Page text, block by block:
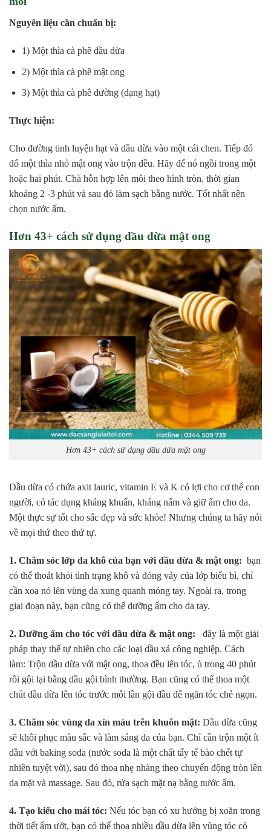
Nguyên liệu cần chuẩn bị:
1) Một thìa cà phê dầu dừa
2) Một thìa cà phê mật ong
3) Một thìa cà phê đường (dạng hạt)
Thực hiện:
Cho đường tinh luyện hạt và dầu dừa vào một cái chen. Tiếp đó
đổ một thìa nhỏ mật ong vào trộn đều. Hãy để nó ngồi trong một
hoặc hai phút. Chà hỗn hợp lên môi theo hình tròn, thời gian
khoảng 2 -3 phút và sau đó làm sạch bằng nước. Tốt nhất nên
chọn nước ấm.
Hơn 43+ cách sử dụng dầu dừa mật ong
Hơn 43+ cách sử dụng dầu dừa mật ong
Dầu dừa có chứa axit lauric, vitamin E và K có lợi cho cơ thể con
người, có tác dụng kháng khuẩn, kháng nấm và giữ ẩm cho da.
Một thực sự tốt cho sắc đẹp và sức khỏe! Nhưng chúng ta hãy nói
về mọi thứ theo thứ tự.
1. Chăm sóc lớp da khô của bạn với dầu dừa & mật ong: bạn
có thể thoát khỏi tình trạng khô và đóng vảy của lớp biểu bì, chỉ
cần xoa nó lên vùng da xung quanh móng tay. Ngoài ra, trong
giai đoạn này, bạn cũng có thể dưỡng ẩm cho da tay.
2. Dưỡng ẩm cho tóc với dầu dừa & mật ong: đây là một giải
pháp thay thế tự nhiên cho các loại dầu xả công nghiệp. Cách
làm: Trộn dầu dừa với mật ong, thoa đều lên tóc, ủ trong 40 phút
rồi gội lại bằng dầu gội bình thường. Bạn cũng có thể thoa một
chút dầu dừa lên tóc trước mỗi lần gội đầu để ngăn tóc chẻ ngọn.
3. Chăm sóc vùng da xỉn màu trên khuôn mặt: Dầu dừa cũng
sẽ khôi phục màu sắc và làm sáng da của bạn. Chỉ cần trộn một ít
dầu với baking soda (nước soda là một chất tẩy tế bào chết tự
nhiên tuyệt vời), sau đó thoa nhẹ nhàng theo chuyển động tròn lên
da mặt và massage. Sau đó, rửa sạch mặt nạ bằng nước ấm.
4. Tạo kiểu cho mái tóc: Nếu tóc bạn có xu hướng bị xoăn trong
thời tiết ẩm ướt, bạn có thể thoa nhiều dầu dừa lên vùng tóc có